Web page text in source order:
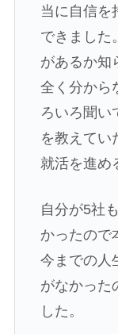
当に自信を
できました
があるか知
全く分から
ろいろ聞い
を教えてい
就活を進め
自分が5社
かったので
今までの人
がなかった
した。